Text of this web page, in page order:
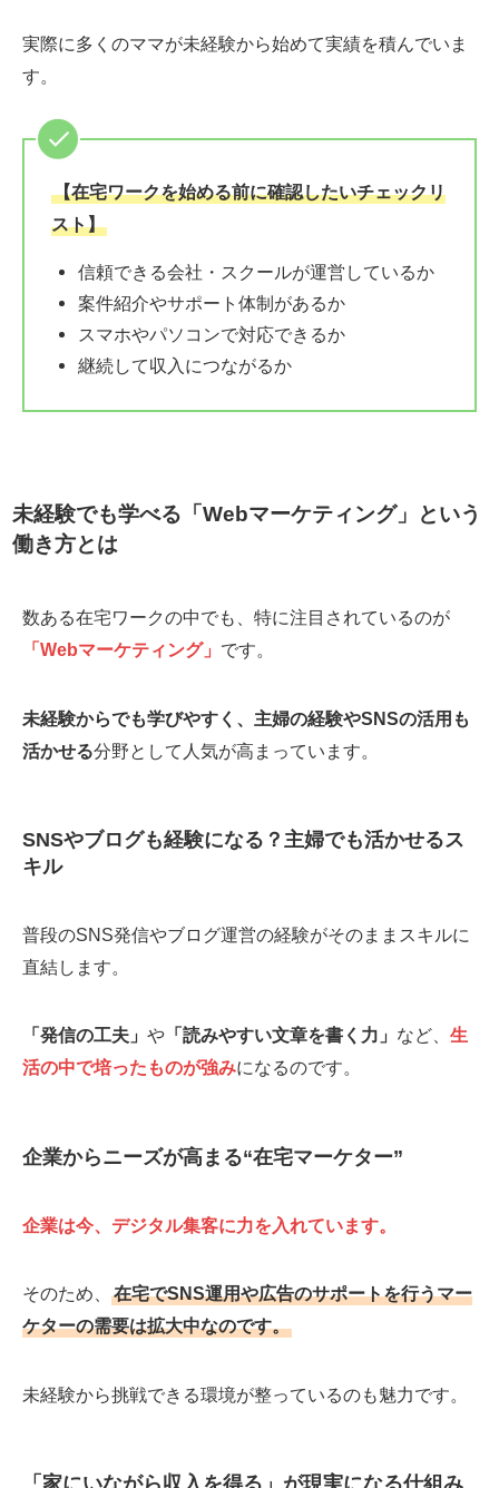
実際に多くのママが未経験から始めて実績を積んでいま
す。
【在宅ワークを始める前に確認したいチェックリ
スト】
信頼できる会社・スクールが運営しているか
案件紹介やサポート体制があるか
スマホやパソコンで対応できるか
継続して収入につながるか
未経験でも学べる「Webマーケティング」という
働き方とは
数ある在宅ワークの中でも、特に注目されているのが
「Webマーケティング」 です。
未経験からでも学びやすく、主婦の経験やSNSの活用も
活かせる分野として人気が高まっています。
SNSやブログも経験になる？主婦でも活かせるス
キル
普段のSNS発信やブログ運営の経験がそのままスキルに
直結します。
「発信の工夫」 や 「読みやすい文章を書く力」 など、 生
活の中で培ったものが強みになるのです。
企業からニーズが高まる“在宅マーケター”
企業は今、デジタル集客に力を入れています。
そのため、
在宅でSNS運用や広告のサポートを行うマー
ケターの需要は拡大中なのです。
未経験から挑戦できる環境が整っているのも魅力です。
「家にいながら収入を得る」が現実になる仕組み